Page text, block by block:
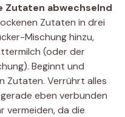
Zutaten abwechselnd
Zutaten in drei
Mischung hinzu,
(oder der
Beginnt und
Zutaten. Verrührt alles
eben verbunden
vermeiden, da die